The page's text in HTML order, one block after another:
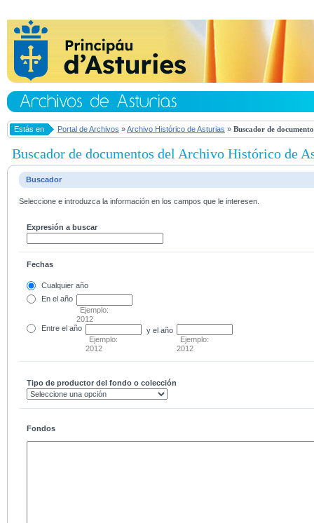
Estás en Portal de Archivos »Archivo Histórico de Asturias » Buscador de
Buscador de documentos del Archivo Histórico de
Buscador
Seleccione e introduzca la información en los campos que le interesen.
Expresión a buscar
Fechas
Cualquier año
En el año
Ejemplo:
2012
Entre el año
Ejemplo:
2012
y el año
Ejemplo:
2012
Tipo de productor del fondo o colección
Fondos